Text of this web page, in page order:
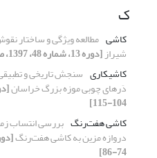
ک
کاشی مطالعه ویژگی و ساختار
شیراز[دوره 13، شماره 48، 1397، صفحه 104-125]
کاشیکاری سنجش تاریخی و
دَرهای چوبی موزه بزرگ خراسان
104-115]
کاشی هفت‌رنگ بررسی انتساب
دروازه مزین به کاشی هفت‌رنگ
74-86]